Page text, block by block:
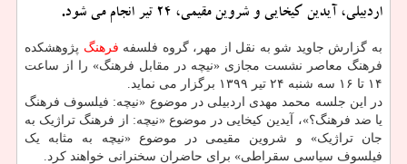
اردبیلی، آیدین كیخایی و شروین مقیمی، 24 تیر انجام می شود.
به گزارش جاوید شو به نقل از مهر، گروه فلسفه فرهنگ پژوهشکده
فرهنگ معاصر نشست مجازی «نیچه در مقابل فرهنگ» را از ساعت
۱۴ تا ۱۶ سه شنبه ۲۴ تیر ۱۳۹۹ برگزار می نماید.
در این جلسه محمد مهدی اردبیلی در موضوع «نیچه: فیلسوف فرهنگ
یا ضد فرهنگ؟»، آیدین کیخایی در موضوع «نیچه: از فرهنگ تراژیک به
جان تراژیک» و شروین مقیمی در موضوع «نیچه به مثابه یک
فیلسوف سیاسی سقراطی» برای حاضران سخنرانی خواهند کرد.